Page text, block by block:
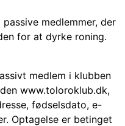
medlemmer, der
for at dyrke roning.
medlem i klubben
www.toloroklub.dk,
fødselsdato, e-
Optagelse er betinget